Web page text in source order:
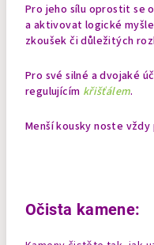
Pro jeho sílu oprostit se
a aktivovat logické
zkoušek či důležitých
Pro své silné a dvojaké
regulujícím křišťálem.
Menší kousky noste
Očista kamene: